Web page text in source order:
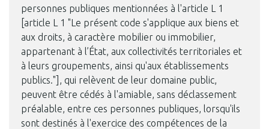
personnes publiques mentionnées à l'article L 1
[article L 1 "Le présent code s'applique aux biens et
aux droits, à caractère mobilier ou immobilier,
appartenant à l’État, aux collectivités territoriales et
à leurs groupements, ainsi qu'aux établissements
publics."], qui relèvent de leur domaine public,
peuvent être cédés à l'amiable, sans déclassement
préalable, entre ces personnes publiques, lorsqu'ils
sont destinés à l'exercice des compétences de la